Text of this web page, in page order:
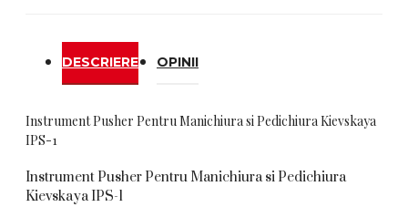
DESCRIERE OPINII
Instrument Pusher Pentru Manichiura si Pedichiura Kievskaya
IPS-1
Instrument Pusher Pentru Manichiura si Pedichiura
Kievskaya IPS-1